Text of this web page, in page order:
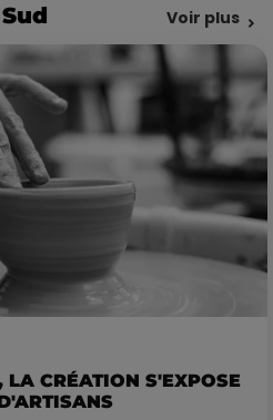
Voir plus
LA CRÉATION S'EXPOSE